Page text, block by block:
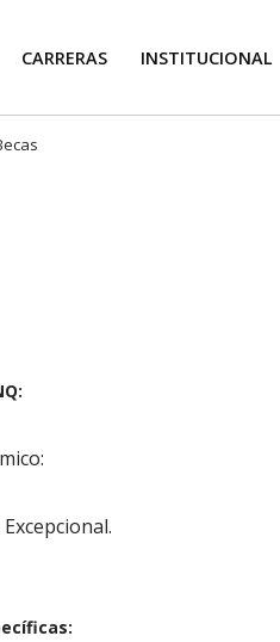
CARRERAS INSTITUCIONAL